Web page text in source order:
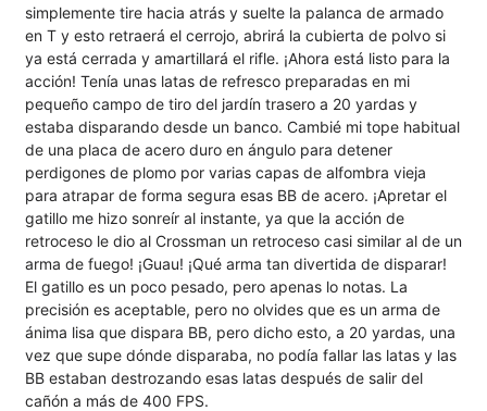
simplemente tire hacia atrás y suelte la palanca de armado
en T y esto retraerá el cerrojo, abrirá la cubierta de polvo si
ya está cerrada y amartillará el rifle. ¡Ahora está listo para la
acción! Tenía unas latas de refresco preparadas en mi
pequeño campo de tiro del jardín trasero a 20 yardas y
estaba disparando desde un banco. Cambié mi tope habitual
de una placa de acero duro en ángulo para detener
perdigones de plomo por varias capas de alfombra vieja
para atrapar de forma segura esas BB de acero. ¡Apretar el
gatillo me hizo sonreír al instante, ya que la acción de
retroceso le dio al Crossman un retroceso casi similar al de un
arma de fuego! ¡Guau! ¡Qué arma tan divertida de disparar!
El gatillo es un poco pesado, pero apenas lo notas. La
precisión es aceptable, pero no olvides que es un arma de
ánima lisa que dispara BB, pero dicho esto, a 20 yardas, una
vez que supe dónde disparaba, no podía fallar las latas y las
BB estaban destrozando esas latas después de salir del
cañón a más de 400 FPS.